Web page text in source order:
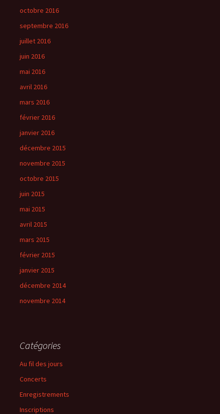
octobre 2016
septembre 2016
juillet 2016
juin 2016
mai 2016
avril 2016
mars 2016
février 2016
janvier 2016
décembre 2015
novembre 2015
octobre 2015
juin 2015
mai 2015
avril 2015
mars 2015
février 2015
janvier 2015
décembre 2014
novembre 2014
Catégories
Au fil des jours
Concerts
Enregistrements
Inscriptions